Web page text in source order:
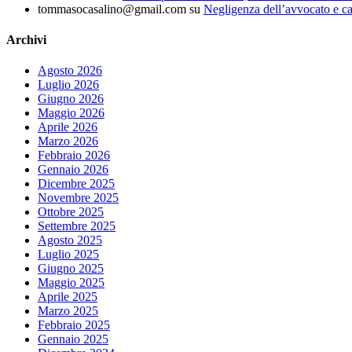
tommasocasalino@gmail.com su Negligenza dell’avvocato e
Archivi
Agosto 2026
Luglio 2026
Giugno 2026
Maggio 2026
Aprile 2026
Marzo 2026
Febbraio 2026
Gennaio 2026
Dicembre 2025
Novembre 2025
Ottobre 2025
Settembre 2025
Agosto 2025
Luglio 2025
Giugno 2025
Maggio 2025
Aprile 2025
Marzo 2025
Febbraio 2025
Gennaio 2025